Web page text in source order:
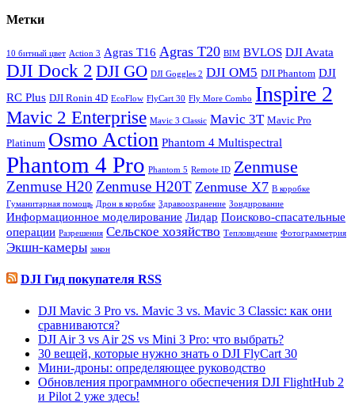
Метки
10 битный цвет Action 3 Agras T16 Agras T20 BIM BVLOS DJI Avata
DJI Dock 2 DJI GO DJI Goggles 2 DJI OM5 DJI Phantom DJI
RC Plus DJI Ronin 4D EcoFlow FlyCart 30 Fly More Combo Inspire 2
Mavic 2 Enterprise Mavic 3 Classic Mavic 3T Maviс Pro
Platinum Osmo Action Phantom 4 Multispectral
Phantom 4 Pro Phantom 5 Remote ID Zenmuse
Zenmuse H20 Zenmuse H20T Zenmuse X7 В коробке
Гуманитарная помощь Дрон в коробке Здравоохранение Зондирование
Информационное моделирование Лидар Поисково-спасательные
операции Разрешения Сельское хозяйство Тепловидение Фотограмметрия
Экшн-камеры закон
DJI Гид покупателя RSS
DJI Mavic 3 Pro vs. Mavic 3 vs. Mavic 3 Classic: как они
сравниваются?
DJI Air 3 vs Air 2S vs Mini 3 Pro: что выбрать?
30 вещей, которые нужно знать о DJI FlyCart 30
Мини-дроны: определяющее руководство
Обновления программного обеспечения DJI FlightHub 2
и Pilot 2 уже здесь!